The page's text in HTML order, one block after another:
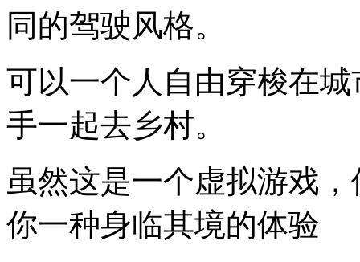
同的驾驶风格。
可以一个人自由穿梭在
手一起去乡村。
虽然这是一个虚拟游戏
你一种身临其境的体验